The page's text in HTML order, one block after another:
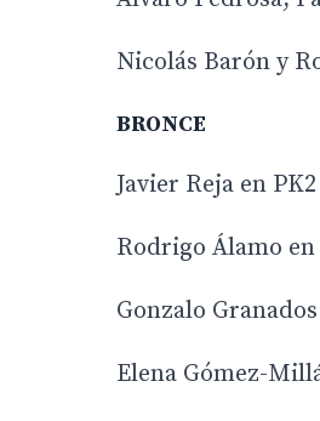
Nicolás Barón y
BRONCE
Javier Reja en
Rodrigo Álamo en
Gonzalo
Elena Gómez-